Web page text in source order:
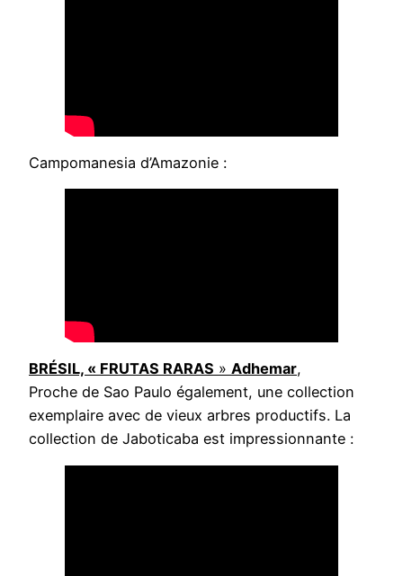
Campomanesia d’Amazonie :
BRÉSIL, « FRUTAS RARAS » Adhemar,
Proche de Sao Paulo également, une collection
exemplaire avec de vieux arbres productifs. La
collection de Jaboticaba est impressionnante :